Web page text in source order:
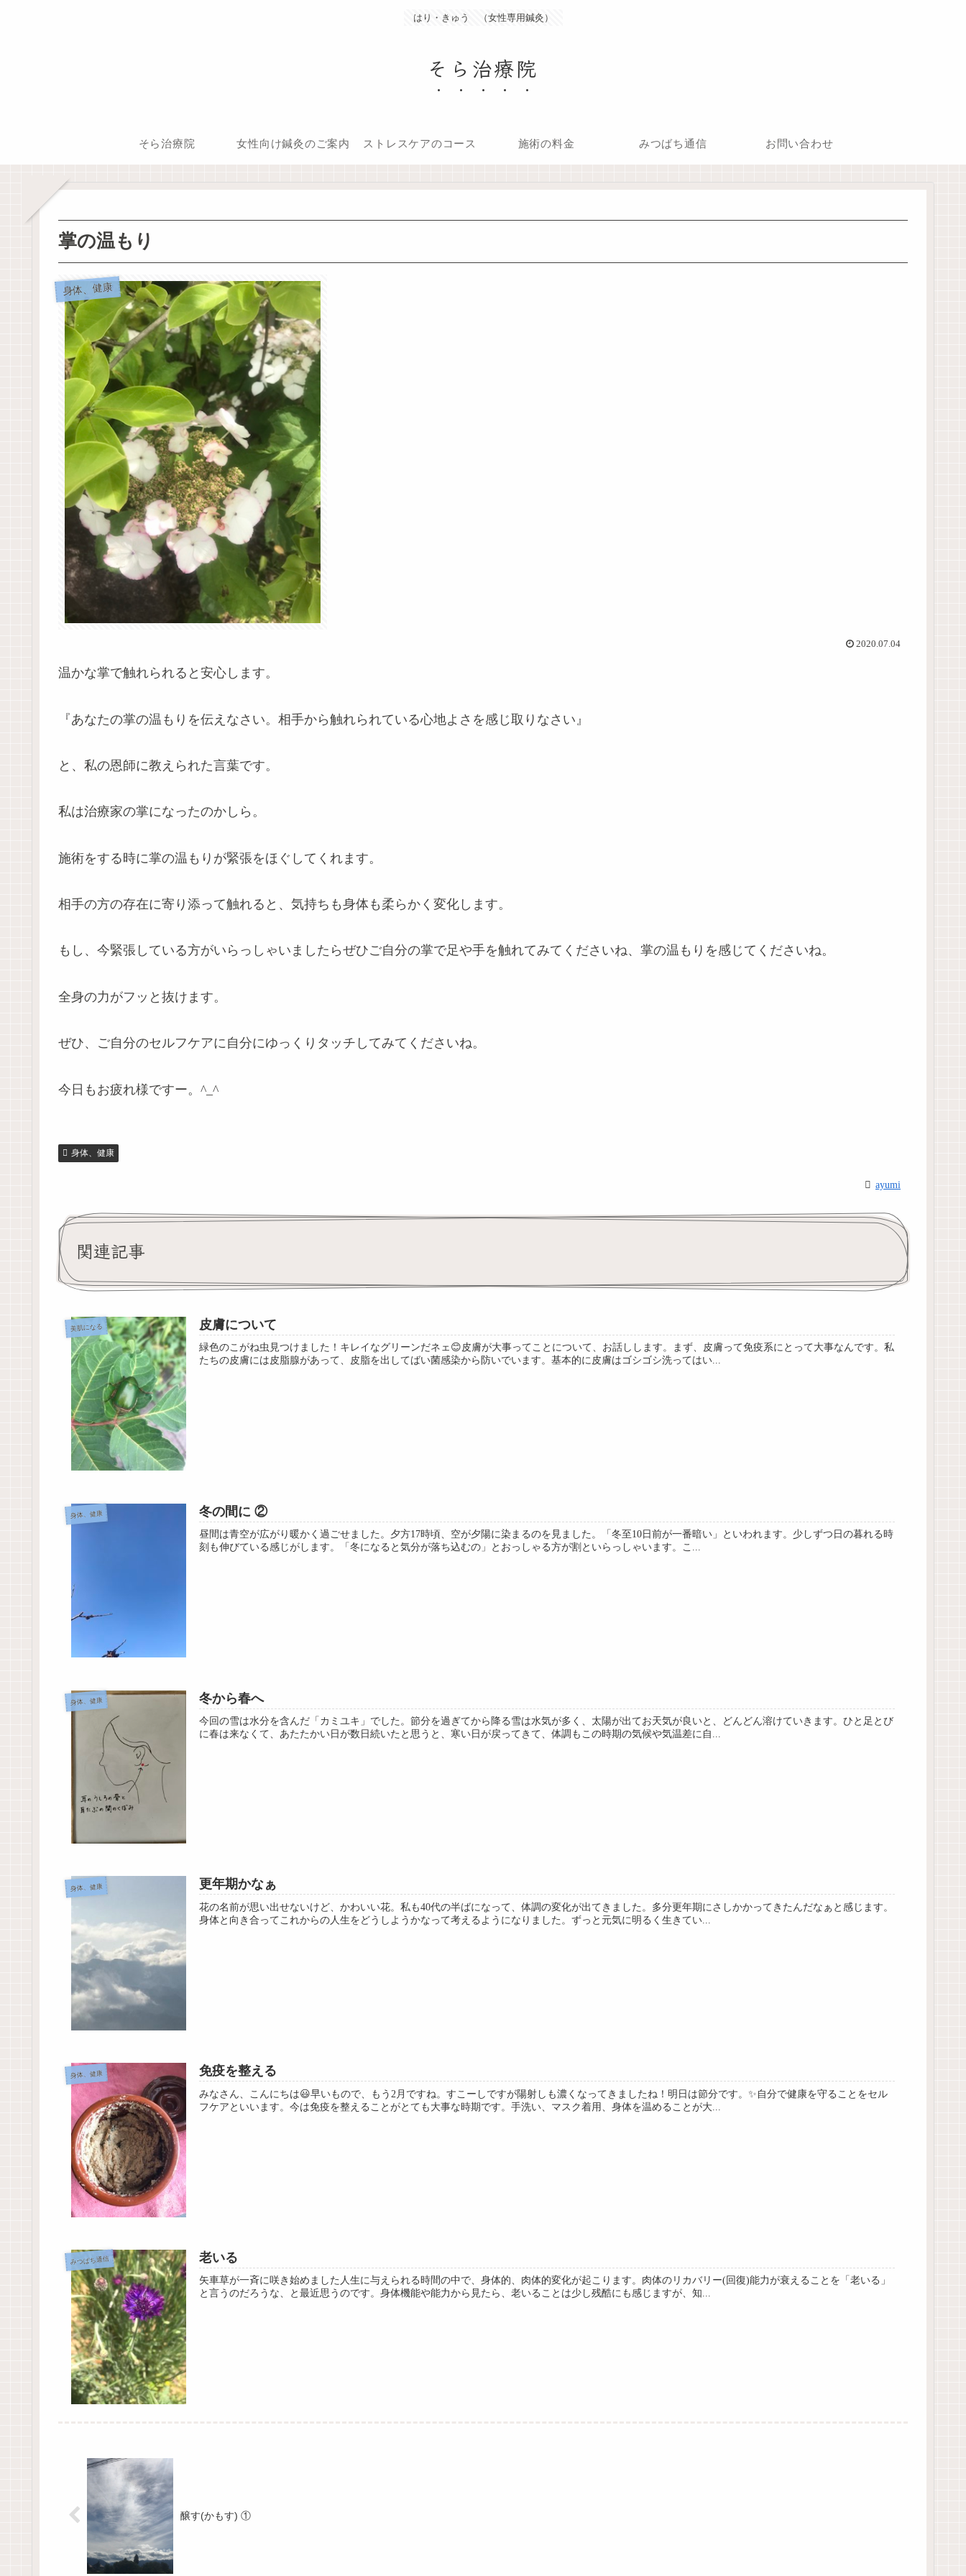
はり・きゅう （女性専用鍼灸）
そら治療院
そら治療院 女性向け鍼灸のご案内 ストレスケアのコース 施術の料金 みつばち通信 お問い合わせ
掌の温もり
身体、健康
2020.07.04
温かな掌で触れられると安心します。
『あなたの掌の温もりを伝えなさい。相手から触れられている心地よさを感じ取りなさい』
と、私の恩師に教えられた言葉です。
私は治療家の掌になったのかしら。
施術をする時に掌の温もりが緊張をほぐしてくれます。
相手の方の存在に寄り添って触れると、気持ちも身体も柔らかく変化します。
もし、今緊張している方がいらっしゃいましたらぜひご自分の掌で足や手を触れてみてくださいね、掌の温もりを感じてくださいね。
全身の力がフッと抜けます。
ぜひ、ご自分のセルフケアに自分にゆっくりタッチしてみてくださいね。
今日もお疲れ様ですー。^_^
身体、健康
ayumi
関連記事
美肌になる 皮膚について
緑色のこがね虫見つけました！キレイなグリーンだネェ😊皮膚が大事ってことについて、お話しします。まず、皮膚って免疫系にとって大事なんです。私
たちの皮膚には皮脂腺があって、皮脂を出してばい菌感染から防いでいます。基本的に皮膚はゴシゴシ洗ってはい...
身体、健康 冬の間に ②
昼間は青空が広がり暖かく過ごせました。夕方17時頃、空が夕陽に染まるのを見ました。「冬至10日前が一番暗い」といわれます。少しずつ日の暮れる時
刻も伸びている感じがします。「冬になると気分が落ち込むの」とおっしゃる方が割といらっしゃいます。こ...
身体、健康 冬から春へ
今回の雪は水分を含んだ「カミユキ」でした。節分を過ぎてから降る雪は水気が多く、太陽が出てお天気が良いと、どんどん溶けていきます。ひと足とび
に春は来なくて、あたたかい日が数日続いたと思うと、寒い日が戻ってきて、体調もこの時期の気候や気温差に自...
身体、健康 更年期かなぁ
花の名前が思い出せないけど、かわいい花。私も40代の半ばになって、体調の変化が出てきました。多分更年期にさしかかってきたんだなぁと感じます。
身体と向き合ってこれからの人生をどうしようかなって考えるようになりました。ずっと元気に明るく生きてい...
身体、健康 免疫を整える
みなさん、こんにちは😃早いもので、もう2月ですね。すこーしですが陽射しも濃くなってきましたね！明日は節分です。✨自分で健康を守ることをセル
フケアといいます。今は免疫を整えることがとても大事な時期です。手洗い、マスク着用、身体を温めることが大...
みつばち通信 老いる
矢車草が一斉に咲き始めました人生に与えられる時間の中で、身体的、肉体的変化が起こります。肉体のリカバリー(回復)能力が衰えることを「老いる」
と言うのだろうな、と最近思うのです。身体機能や能力から見たら、老いることは少し残酷にも感じますが、知...
醸す(かもす) ①